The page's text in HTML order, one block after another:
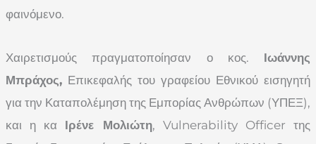
φαινόμενο.
Χαιρετισμούς πραγματοποίησαν ο κος. Ιωάννης
Μπράχος, Επικεφαλής του γραφείου Εθνικού εισηγητή
για την Καταπολέμηση της Εμπορίας Ανθρώπων (ΥΠΕΞ),
και η κα Ιρένε Μολιώτη, Vulnerability Officer της